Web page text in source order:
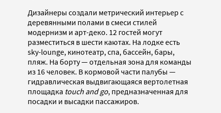
Дизайнеры создали метрический интерьер с
деревянными полами в смеси стилей
модернизм и арт-деко. 12 гостей могут
разместиться в шести каютах. На лодке есть
sky-lounge, кинотеатр, спа, бассейн, бары,
пляж. На борту — отдельная зона для команды
из 16 человек. В кормовой части палубы —
гидравлическая выдвигающаяся вертолетная
площадка touch and go, предназначенная для
посадки и высадки пассажиров.